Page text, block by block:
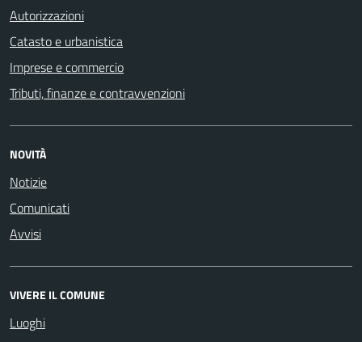
Autorizzazioni
Catasto e urbanistica
Imprese e commercio
Tributi, finanze e contravvenzioni
NOVITÀ
Notizie
Comunicati
Avvisi
VIVERE IL COMUNE
Luoghi